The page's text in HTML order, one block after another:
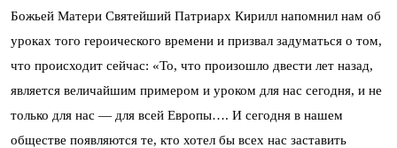
Божьей Матери Святейший Патриарх Кирилл напомнил нам об
уроках того героического времени и призвал задуматься о том,
что происходит сейчас: «То, что произошло двести лет назад,
является величайшим примером и уроком для нас сегодня, и не
только для нас — для всей Европы…. И сегодня в нашем
обществе появляются те, кто хотел бы всех нас заставить